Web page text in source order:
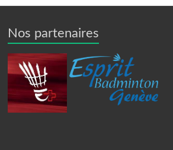
Nos partenaires